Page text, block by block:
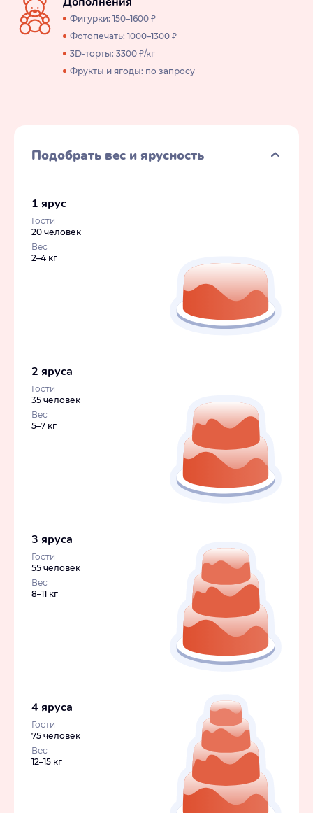
Фигурки: 150–1600 ₽
Фотопечать: 1000–1300 ₽
3D-торты: 3300 ₽/кг
Фрукты и ягоды: по запросу
Подобрать вес и ярусность
1 ярус
Гости
20 человек
Вес
2–4 кг
2 яруса
Гости
35 человек
Вес
5–7 кг
3 яруса
Гости
55 человек
Вес
8–11 кг
4 яруса
Гости
75 человек
Вес
12–15 кг